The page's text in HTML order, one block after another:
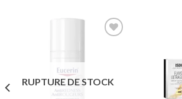
d’envies
RUPTURE DE STOCK